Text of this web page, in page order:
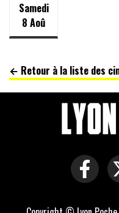
Samedi
8 Aoû
← Retour à la liste des